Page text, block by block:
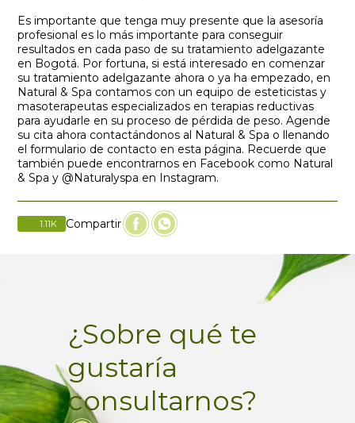
Es importante que tenga muy presente que la asesoría
profesional es lo más importante para conseguir
resultados en cada paso de su tratamiento adelgazante
en Bogotá. Por fortuna, si está interesado en comenzar
su tratamiento adelgazante ahora o ya ha empezado, en
Natural & Spa contamos con un equipo de esteticistas y
masoterapeutas especializados en terapias reductivas
para ayudarle en su proceso de pérdida de peso. Agende
su cita ahora contactándonos al Natural & Spa o llenando
el formulario de contacto en esta página. Recuerde que
también puede encontrarnos en Facebook como Natural
& Spa y @Naturalyspa en Instagram.
1.11K Compartir
¿Sobre qué te
gustaría
consultarnos?